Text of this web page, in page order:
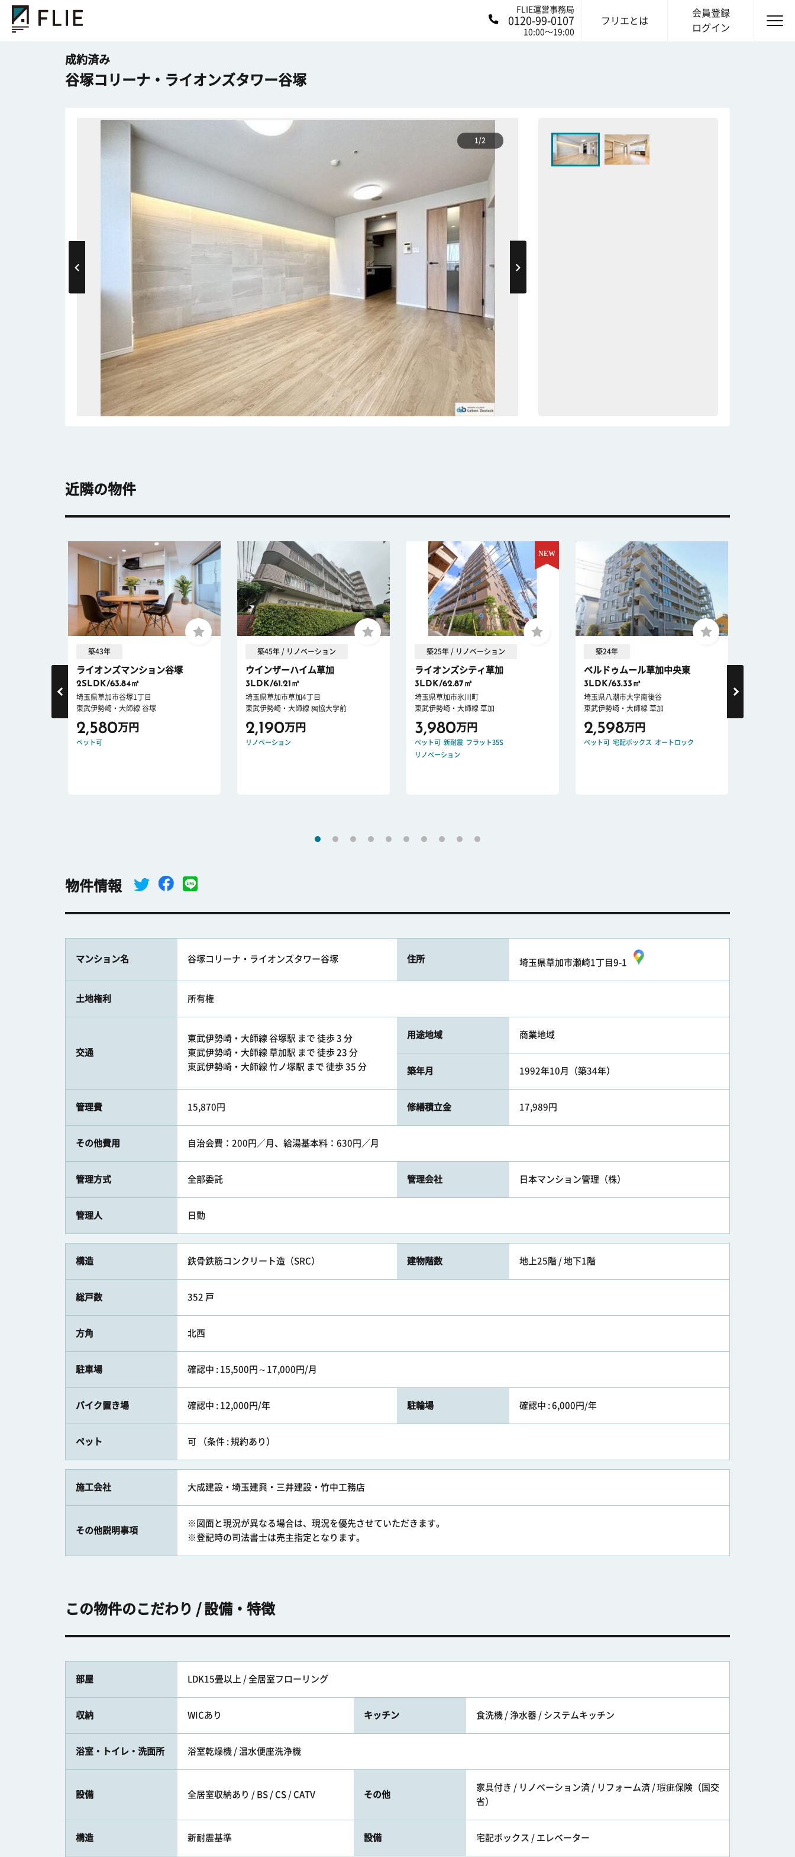
FLIE運営事務局
0120-99-0107
10:00〜19:00
フリエとは
会員登録
ログイン
成約済み
谷塚コリーナ・ライオンズタワー谷塚
1/2
近隣の物件
築43年
ライオンズマンション谷塚
2SLDK/63.84㎡
埼玉県草加市谷塚1丁目
東武伊勢崎・大師線 谷塚
2,580万円
ペット可
築45年 / リノベーション
ウインザーハイム草加
3LDK/61.21㎡
埼玉県草加市草加4丁目
東武伊勢崎・大師線 獨協大学前
2,190万円
リノベーション
築25年 / リノベーション
ライオンズシティ草加
3LDK/62.87㎡
埼玉県草加市氷川町
東武伊勢崎・大師線 草加
3,980万円
ペット可 新耐震 フラット35S
リノベーション
築24年
ベルドゥムール草加中央東
3LDK/63.33㎡
埼玉県八潮市大字南後谷
東武伊勢崎・大師線 草加
2,598万円
ペット可 宅配ボックス オートロック
物件情報
マンション名 谷塚コリーナ・ライオンズタワー谷塚 住所 埼玉県草加市瀬崎1丁目9-1
土地権利 所有権
交通
東武伊勢崎・大師線 谷塚駅 まで 徒歩 3 分
東武伊勢崎・大師線 草加駅 まで 徒歩 23 分
東武伊勢崎・大師線 竹ノ塚駅 まで 徒歩 35 分
用途地域 商業地域
築年月 1992年10月（築34年）
管理費 15,870円 修繕積立金 17,989円
その他費用 自治会費：200円／月、給湯基本料：630円／月
管理方式 全部委託 管理会社 日本マンション管理（株）
管理人 日勤
構造 鉄骨鉄筋コンクリート造（SRC） 建物階数 地上25階 / 地下1階
総戸数 352 戸
方角 北西
駐車場 確認中 : 15,500円～17,000円/月
バイク置き場 確認中 : 12,000円/年 駐輪場 確認中 : 6,000円/年
ペット 可 （条件 : 規約あり）
施工会社 大成建設・埼玉建興・三井建設・竹中工務店
その他説明事項
※図面と現況が異なる場合は、現況を優先させていただきます。
※登記時の司法書士は売主指定となります。
この物件のこだわり / 設備・特徴
部屋 LDK15畳以上 / 全居室フローリング
収納 WICあり キッチン 食洗機 / 浄水器 / システムキッチン
浴室・トイレ・洗面所 浴室乾燥機 / 温水便座洗浄機
設備 全居室収納あり / BS / CS / CATV その他
家具付き / リノベーション済 / リフォーム済 / 瑕疵保険（国交
省）
構造 新耐震基準 設備 宅配ボックス / エレベーター